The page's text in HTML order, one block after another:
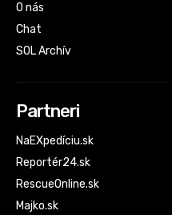
O nás
Chat
SOL Archív
Partneri
NaEXpedíciu.sk
Reportér24.sk
RescueOnline.sk
Majko.sk